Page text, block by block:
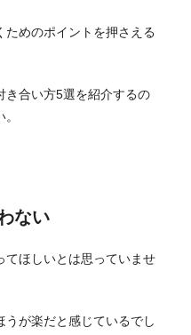
めのポイントを押さえる
き合い方5選を紹介するの
ない
てほしいとは思っていませ
うが楽だと感じているでし